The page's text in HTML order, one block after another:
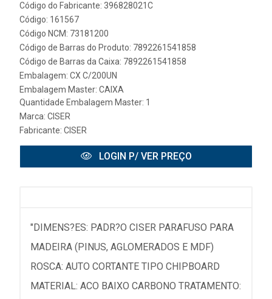
Código do Fabricante: 396828021C
Código: 161567
Código NCM: 73181200
Código de Barras do Produto: 7892261541858
Código de Barras da Caixa: 7892261541858
Embalagem: CX C/200UN
Embalagem Master: CAIXA
Quantidade Embalagem Master: 1
Marca: CISER
Fabricante: CISER
LOGIN P/ VER PREÇO
"DIMENS?ES: PADR?O CISER PARAFUSO PARA
MADEIRA (PINUS, AGLOMERADOS E MDF)
ROSCA: AUTO CORTANTE TIPO CHIPBOARD
MATERIAL: ACO BAIXO CARBONO TRATAMENTO: